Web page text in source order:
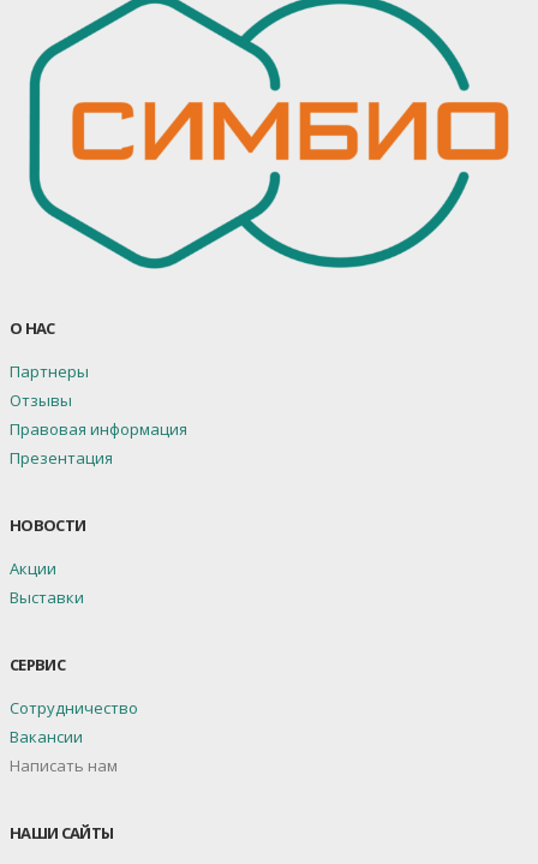
О НАС
Партнеры
Отзывы
Правовая информация
Презентация
НОВОСТИ
Акции
Выставки
СЕРВИС
Сотрудничество
Вакансии
Написать нам
НАШИ САЙТЫ